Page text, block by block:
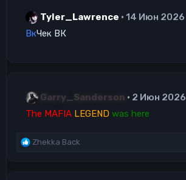
Tyler_Lawrence
14 Июн 2026
ВкЧек ВК
Garry_Sanderson
2 Июн 2026
The MAFIA LEGEND was here
Р
Zhekka Back